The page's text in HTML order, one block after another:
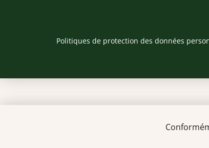
Politiques de protection des données